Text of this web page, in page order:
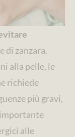
di zanzara.
alla pelle, le
richiede
più gravi,
importante
alle